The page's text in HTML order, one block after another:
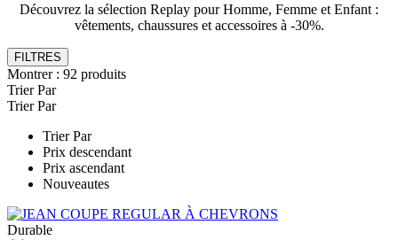
Découvrez la sélection Replay pour Homme, Femme et Enfant :
vêtements, chaussures et accessoires à -30%.
FILTRES
Montrer : 92 produits
Trier Par
Trier Par
Trier Par
Prix descendant
Prix ascendant
Nouveautes
Durable